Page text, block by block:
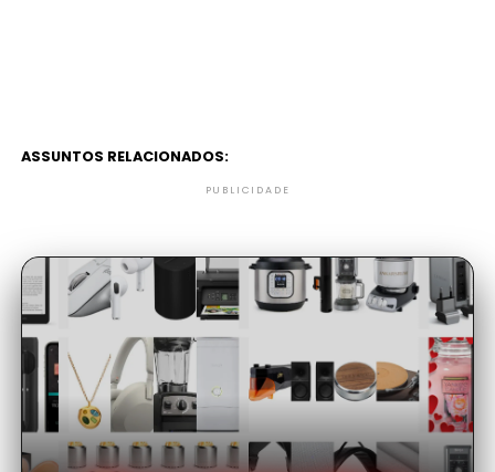
ASSUNTOS RELACIONADOS:
PUBLICIDADE